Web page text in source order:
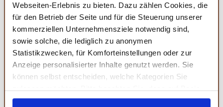
Webseiten-Erlebnis zu bieten. Dazu zählen Cookies, die
für den Betrieb der Seite und für die Steuerung unserer
kommerziellen Unternehmensziele notwendig sind,
sowie solche, die lediglich zu anonymen
Statistikzwecken, für Komforteinstellungen oder zur
Anzeige personalisierter Inhalte genutzt werden. Sie
können selbst entscheiden, welche Kategorien Sie
Ihrer Einstellungen womöglich nicht mehr alle